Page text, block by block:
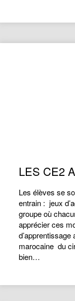
LES CE2
Les élèves se
entrain : jeux
groupe où
apprécier ces
d’apprentissage
marocaine du
bien…